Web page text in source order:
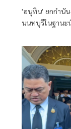
'อนุทิน' ยกกำนั
นนทบุรีในฐาน
ที่เกิดเหตุ